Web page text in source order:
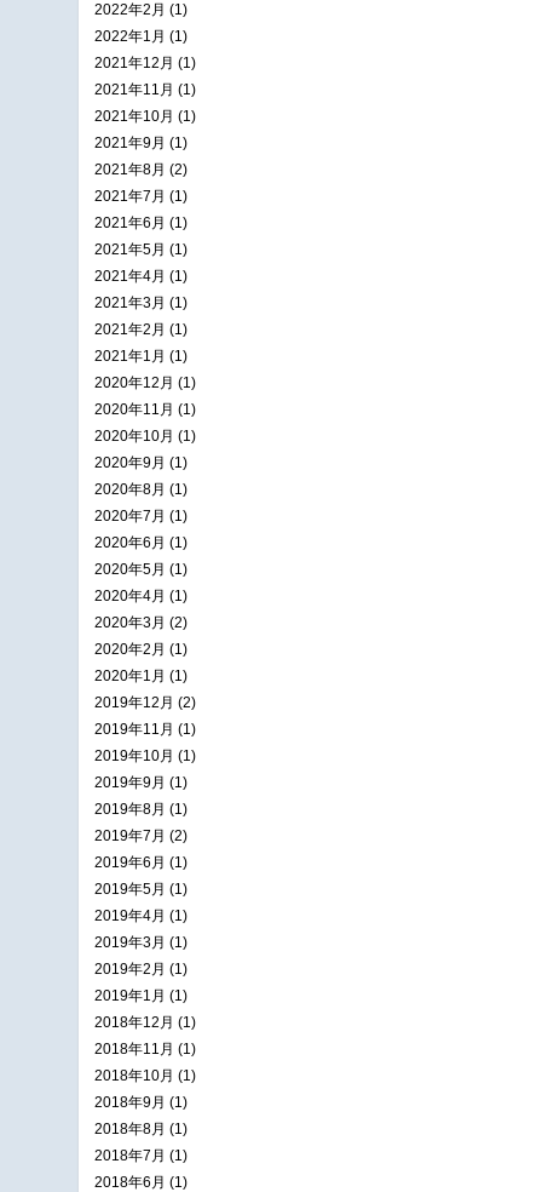
2022年2月 (1)
2022年1月 (1)
2021年12月 (1)
2021年11月 (1)
2021年10月 (1)
2021年9月 (1)
2021年8月 (2)
2021年7月 (1)
2021年6月 (1)
2021年5月 (1)
2021年4月 (1)
2021年3月 (1)
2021年2月 (1)
2021年1月 (1)
2020年12月 (1)
2020年11月 (1)
2020年10月 (1)
2020年9月 (1)
2020年8月 (1)
2020年7月 (1)
2020年6月 (1)
2020年5月 (1)
2020年4月 (1)
2020年3月 (2)
2020年2月 (1)
2020年1月 (1)
2019年12月 (2)
2019年11月 (1)
2019年10月 (1)
2019年9月 (1)
2019年8月 (1)
2019年7月 (2)
2019年6月 (1)
2019年5月 (1)
2019年4月 (1)
2019年3月 (1)
2019年2月 (1)
2019年1月 (1)
2018年12月 (1)
2018年11月 (1)
2018年10月 (1)
2018年9月 (1)
2018年8月 (1)
2018年7月 (1)
2018年6月 (1)